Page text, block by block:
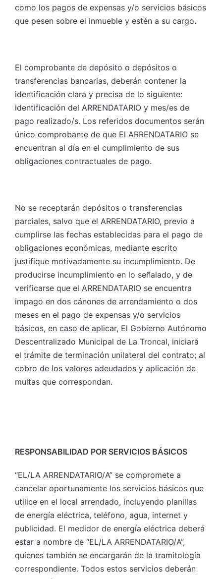
como los pagos de expensas y/o servicios básicos
que pesen sobre el inmueble y estén a su cargo.
El comprobante de depósito o depósitos o
transferencias bancarias, deberán contener la
identificación clara y precisa de lo siguiente:
identificación del ARRENDATARIO y mes/es de
pago realizado/s. Los referidos documentos serán
único comprobante de que El ARRENDATARIO se
encuentran al día en el cumplimiento de sus
obligaciones contractuales de pago.
No se receptarán depósitos o transferencias
parciales, salvo que el ARRENDATARIO, previo a
cumplirse las fechas establecidas para el pago de
obligaciones económicas, mediante escrito
justifique motivadamente su incumplimiento. De
producirse incumplimiento en lo señalado, y de
verificarse que el ARRENDATARIO se encuentra
impago en dos cánones de arrendamiento o dos
meses en el pago de expensas y/o servicios
básicos, en caso de aplicar, El Gobierno Autónomo
Descentralizado Municipal de La Troncal, iniciará
el trámite de terminación unilateral del contrato; al
cobro de los valores adeudados y aplicación de
multas que correspondan.
RESPONSABILIDAD POR SERVICIOS BÁSICOS
“EL/LA ARRENDATARIO/A” se compromete a
cancelar oportunamente los servicios básicos que
utilice en el local arrendado, incluyendo planillas
de energía eléctrica, teléfono, agua, internet y
publicidad. El medidor de energía eléctrica deberá
estar a nombre de “EL/LA ARRENDATARIO/A”,
quienes también se encargarán de la tramitología
correspondiente. Todos estos servicios deberán